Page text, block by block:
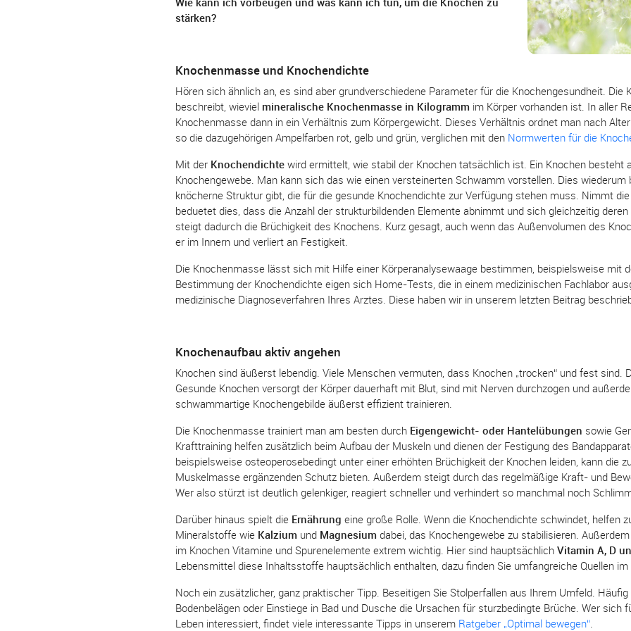
stärken?
Knochenmasse und Knochendichte
Hören sich ähnlich an, es sind aber grundverschiedene Parameter für die Knochengesundheit. Die
beschreibt, wieviel mineralische Knochenmasse in Kilogramm im Körper vorhanden ist. In aller
Knochenmasse dann in ein Verhältnis zum Körpergewicht. Dieses Verhältnis ordnet man nach
so die dazugehörigen Ampelfarben rot, gelb und grün, verglichen mit den Normwerten für die
Mit der Knochendichte wird ermittelt, wie stabil der Knochen tatsächlich ist. Ein Knochen besteht
Knochengewebe. Man kann sich das wie einen versteinerten Schwamm vorstellen. Dies
knöcherne Struktur gibt, die für die gesunde Knochendichte zur Verfügung stehen muss. Nimmt
beduetet dies, dass die Anzahl der strukturbildenden Elemente abnimmt und sich gleichzeitig
steigt dadurch die Brüchigkeit des Knochens. Kurz gesagt, auch wenn das Außenvolumen des
er im Innern und verliert an Festigkeit.
Die Knochenmasse lässt sich mit Hilfe einer Körperanalysewaage bestimmen, beispielsweise mit
Bestimmung der Knochendichte eigen sich Home-Tests, die in einem medizinischen Fachlabor
medizinische Diagnoseverfahren Ihres Arztes. Diese haben wir in unserem letzten Beitrag
Knochenaufbau aktiv angehen
Knochen sind äußerst lebendig. Viele Menschen vermuten, dass Knochen „trocken“ und fest sind.
Gesunde Knochen versorgt der Körper dauerhaft mit Blut, sind mit Nerven durchzogen und
schwammartige Knochengebilde äußerst effizient trainieren.
Die Knochenmasse trainiert man am besten durch Eigengewicht- oder Hantelübungen sowie
Krafttraining helfen zusätzlich beim Aufbau der Muskeln und dienen der Festigung des
beispielsweise osteoperosebedingt unter einer erhöhten Brüchigkeit der Knochen leiden, kann die
Muskelmasse ergänzenden Schutz bieten. Außerdem steigt durch das regelmäßige Kraft- und
Wer also stürzt ist deutlich gelenkiger, reagiert schneller und verhindert so manchmal noch
Darüber hinaus spielt die Ernährung eine große Rolle. Wenn die Knochendichte schwindet, helfen
Mineralstoffe wie Kalzium und Magnesium dabei, das Knochengewebe zu stabilisieren.
im Knochen Vitamine und Spurenelemente extrem wichtig. Hier sind hauptsächlich Vitamin A, D
Lebensmittel diese Inhaltsstoffe hauptsächlich enthalten, dazu finden Sie umfangreiche Quellen
Noch ein zusätzlicher, ganz praktischer Tipp. Beseitigen Sie Stolperfallen aus Ihrem Umfeld.
Bodenbelägen oder Einstiege in Bad und Dusche die Ursachen für sturzbedingte Brüche. Wer sich
Leben interessiert, findet viele interessante Tipps in unserem Ratgeber „Optimal bewegen“.